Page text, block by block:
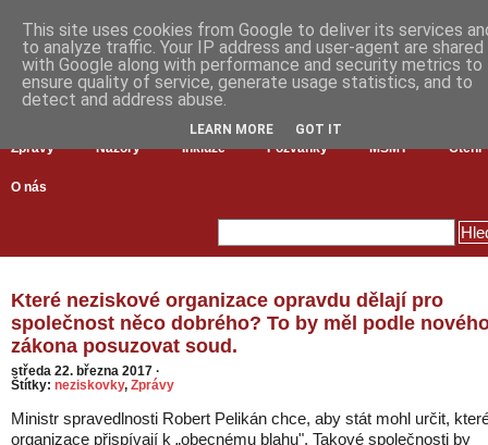
Zprávy Názory Inkluze Pozvánky MŠMT Čtení
O nás
Které neziskové organizace opravdu dělají pro
společnost něco dobrého? To by měl podle
zákona posuzovat soud.
středa 22. března 2017 ·
Štítky: neziskovky, Zprávy
Ministr spravedlnosti Robert Pelikán chce, aby stát mohl určit,
organizace přispívají k „obecnému blahu". Takové společnosti by
This site uses cookies from Google to deliver its services
to analyze traffic. Your IP address and user-agent are shared
with Google along with performance and security metrics to
ensure quality of service, generate usage statistics, and to
detect and address abuse.
LEARN MORE GOT IT